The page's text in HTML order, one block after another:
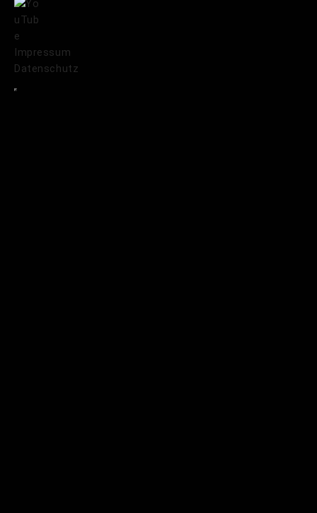
Impressum
Datenschutz